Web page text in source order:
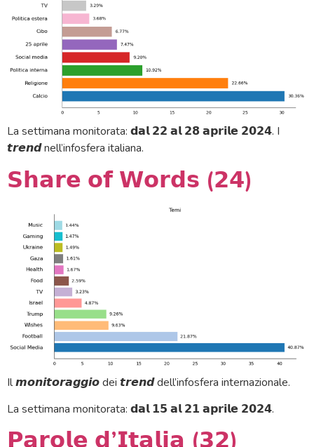
La settimana monitorata: 𝗱𝗮𝗹 𝟮𝟮 𝗮𝗹 𝟮𝟴 𝗮𝗽𝗿𝗶𝗹𝗲 𝟮𝟬𝟮𝟰. I
𝙩𝙧𝙚𝙣𝙙 nell’infosfera italiana.
𝗦𝗵𝗮𝗿𝗲 𝗼𝗳 𝗪𝗼𝗿𝗱𝘀 (𝟮𝟰)
Il 𝙢𝙤𝙣𝙞𝙩𝙤𝙧𝙖𝙜𝙜𝙞𝙤 dei 𝙩𝙧𝙚𝙣𝙙 dell’infosfera internazionale.
La settimana monitorata: 𝗱𝗮𝗹 𝟭𝟱 𝗮𝗹 𝟮𝟭 𝗮𝗽𝗿𝗶𝗹𝗲 𝟮𝟬𝟮𝟰.
𝗣𝗮𝗿𝗼𝗹𝗲 𝗱’𝗜𝘁𝗮𝗹𝗶𝗮 (𝟯𝟮)